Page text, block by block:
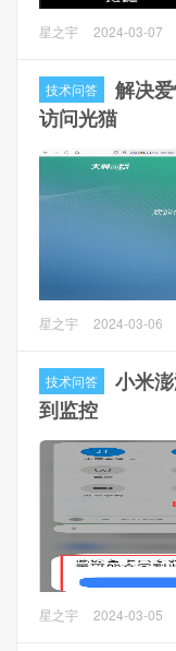
最近打电话手机动
操作方案
1、小米手机需要升
开启开发者选项才
与信息，多次点击
星之宇 2024-03-07
技术问答
解决
访问光猫
问题描述
iKuai路由器拨号后
了。
问题分析
光猫改桥接后，会
爱快iKuai路由器
PPPoE服务器，所
送给了远端服务器
星之宇 2024-03-06
技术问答
小米
到监控
问题描述
星之宇 2024-03-05